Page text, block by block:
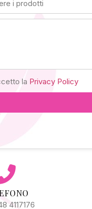
la Privacy Policy
4117176